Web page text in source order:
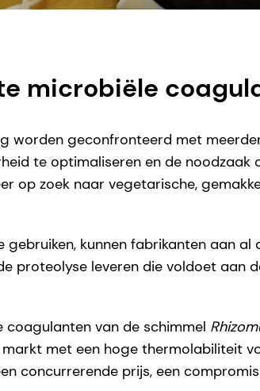
microbiële
worden geconfronteerd met
te optimaliseren en de
op zoek naar vegetarische,
kunnen fabrikanten aan
proteolyse leveren die voldoet aan
van de schimmel
met een hoge thermolabiliteit
concurrerende prijs, een